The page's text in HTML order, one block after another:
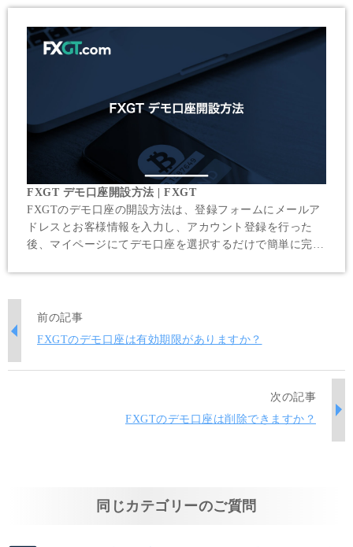
FXGT デモ口座開設方法 | FXGT
FXGTのデモ口座の開設方法は、登録フォームにメールア
ドレスとお客様情報を入力し、アカウント登録を行った
後、マイページにてデモ口座を選択するだけで簡単に完了
前の記事
FXGTのデモ口座は有効期限がありますか？
次の記事
FXGTのデモ口座は削除できますか？
同じカテゴリーのご質問